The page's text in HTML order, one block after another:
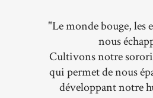
"Le monde bouge, les
nous
Cultivons notre
qui permet de nous
développant notre